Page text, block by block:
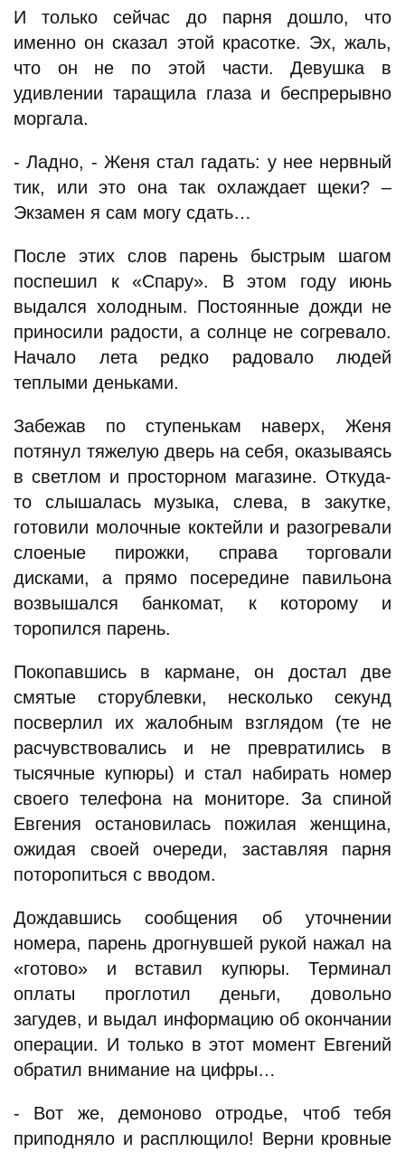
И только сейчас до парня дошло, что
именно он сказал этой красотке. Эх, жаль,
что он не по этой части. Девушка в
удивлении таращила глаза и беспрерывно
моргала.
- Ладно, - Женя стал гадать: у нее нервный
тик, или это она так охлаждает щеки? –
Экзамен я сам могу сдать…
После этих слов парень быстрым шагом
поспешил к «Спару». В этом году июнь
выдался холодным. Постоянные дожди не
приносили радости, а солнце не согревало.
Начало лета редко радовало людей
теплыми деньками.
Забежав по ступенькам наверх, Женя
потянул тяжелую дверь на себя, оказываясь
в светлом и просторном магазине. Откуда-
то слышалась музыка, слева, в закутке,
готовили молочные коктейли и разогревали
слоеные пирожки, справа торговали
дисками, а прямо посередине павильона
возвышался банкомат, к которому и
торопился парень.
Покопавшись в кармане, он достал две
смятые сторублевки, несколько секунд
посверлил их жалобным взглядом (те не
расчувствовались и не превратились в
тысячные купюры) и стал набирать номер
своего телефона на мониторе. За спиной
Евгения остановилась пожилая женщина,
ожидая своей очереди, заставляя парня
поторопиться с вводом.
Дождавшись сообщения об уточнении
номера, парень дрогнувшей рукой нажал на
«готово» и вставил купюры. Терминал
оплаты проглотил деньги, довольно
загудев, и выдал информацию об окончании
операции. И только в этот момент Евгений
обратил внимание на цифры…
- Вот же, демоново отродье, чтоб тебя
приподняло и расплющило! Верни кровные